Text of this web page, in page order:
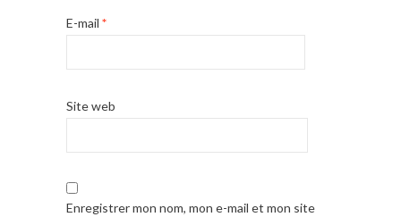
E-mail *
Site web
Enregistrer mon nom, mon e-mail et mon site